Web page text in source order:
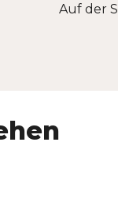
Auf der